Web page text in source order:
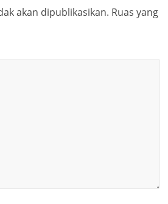
akan dipublikasikan. Ruas yang